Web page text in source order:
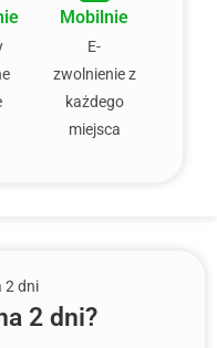
Mobilnie
E-
zwolnienie z
każdego
miejsca
2 dni
2 dni?